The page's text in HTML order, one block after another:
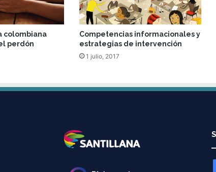
colombiana
perdón
Competencias informacionales y
estrategias de intervención
1 julio, 2017